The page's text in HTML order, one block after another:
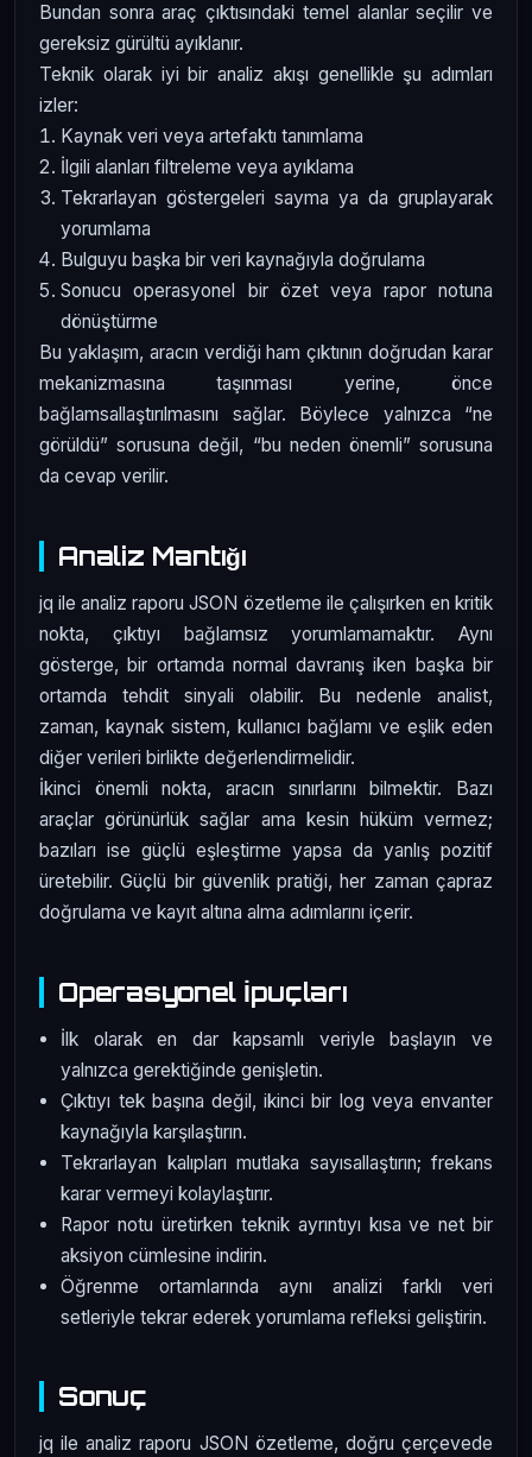
Bundan sonra araç çıktısındaki temel alanlar seçilir ve
gereksiz gürültü ayıklanır.
Teknik olarak iyi bir analiz akışı genellikle şu adımları
izler:
Kaynak veri veya artefaktı tanımlama
İlgili alanları filtreleme veya ayıklama
Tekrarlayan göstergeleri sayma ya da gruplayarak
yorumlama
Bulguyu başka bir veri kaynağıyla doğrulama
Sonucu operasyonel bir özet veya rapor notuna
dönüştürme
Bu yaklaşım, aracın verdiği ham çıktının doğrudan karar
mekanizmasına taşınması yerine, önce
bağlamsallaştırılmasını sağlar. Böylece yalnızca “ne
görüldü” sorusuna değil, “bu neden önemli” sorusuna
da cevap verilir.
Analiz Mantığı
jq ile analiz raporu JSON özetleme ile çalışırken en kritik
nokta, çıktıyı bağlamsız yorumlamamaktır. Aynı
gösterge, bir ortamda normal davranış iken başka bir
ortamda tehdit sinyali olabilir. Bu nedenle analist,
zaman, kaynak sistem, kullanıcı bağlamı ve eşlik eden
diğer verileri birlikte değerlendirmelidir.
İkinci önemli nokta, aracın sınırlarını bilmektir. Bazı
araçlar görünürlük sağlar ama kesin hüküm vermez;
bazıları ise güçlü eşleştirme yapsa da yanlış pozitif
üretebilir. Güçlü bir güvenlik pratiği, her zaman çapraz
doğrulama ve kayıt altına alma adımlarını içerir.
Operasyonel İpuçları
İlk olarak en dar kapsamlı veriyle başlayın ve
yalnızca gerektiğinde genişletin.
Çıktıyı tek başına değil, ikinci bir log veya envanter
kaynağıyla karşılaştırın.
Tekrarlayan kalıpları mutlaka sayısallaştırın; frekans
karar vermeyi kolaylaştırır.
Rapor notu üretirken teknik ayrıntıyı kısa ve net bir
aksiyon cümlesine indirin.
Öğrenme ortamlarında aynı analizi farklı veri
setleriyle tekrar ederek yorumlama refleksi geliştirin.
Sonuç
jq ile analiz raporu JSON özetleme, doğru çerçevede